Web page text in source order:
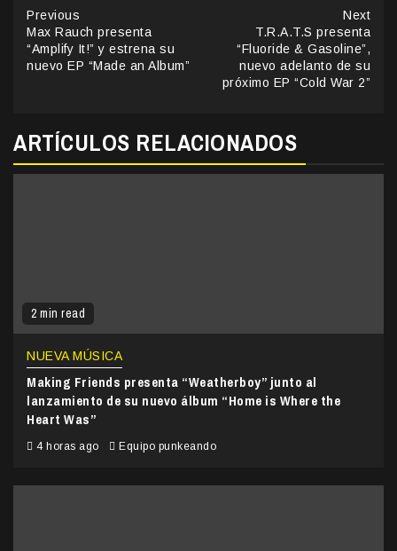
Continue
Reading
Previous
Max Rauch presenta
“Amplify It!” y estrena su
nuevo EP “Made an Album”
Next
T.R.A.T.S presenta
“Fluoride & Gasoline”,
nuevo adelanto de su
próximo EP “Cold War 2”
ARTÍCULOS RELACIONADOS
2 min read
NUEVA MÚSICA
Making Friends presenta “Weatherboy” junto al
lanzamiento de su nuevo álbum “Home is Where the
Heart Was”
4 horas ago Equipo punkeando